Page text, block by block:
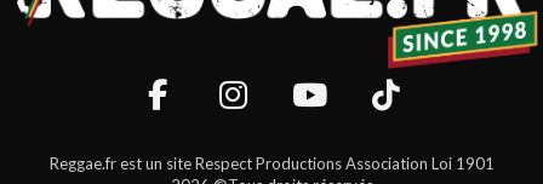
Reggae.fr est un site Respect Productions Association Loi 1901